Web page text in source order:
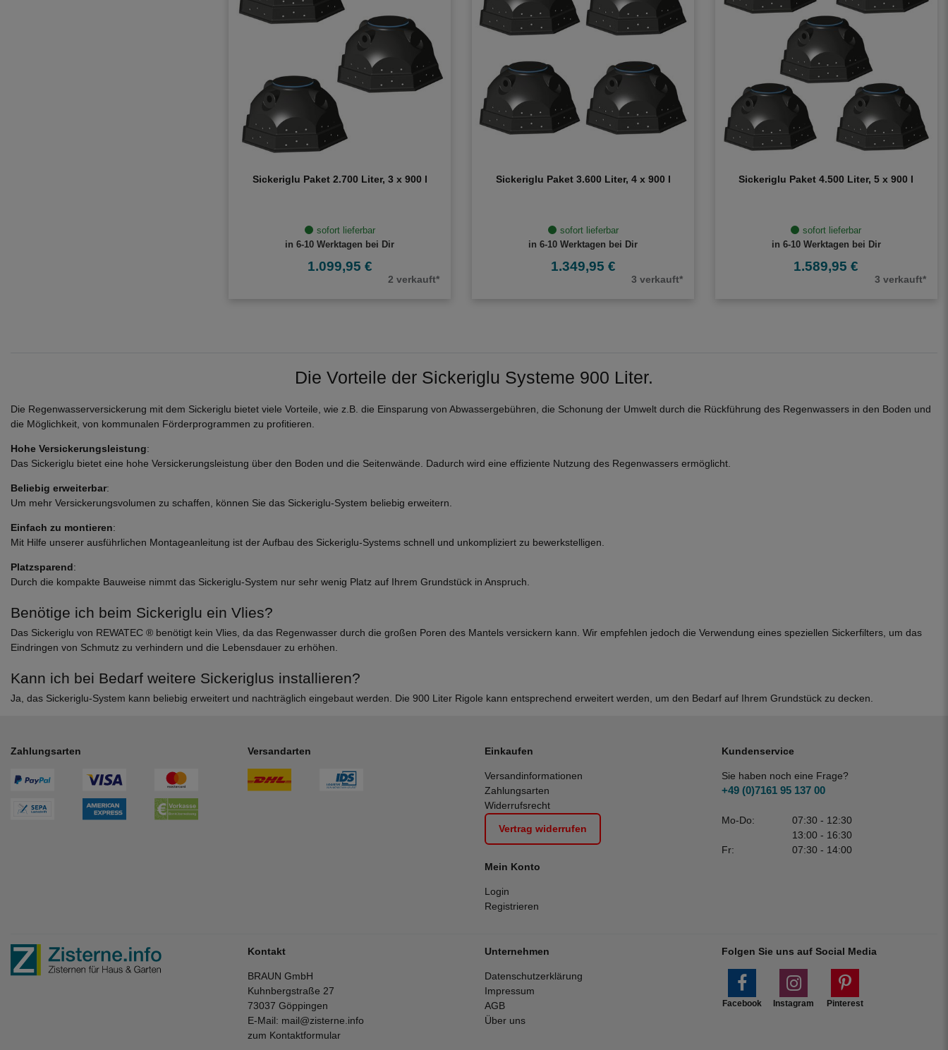
Sickeriglu Paket 2.700 Liter, 3 x 900 l
sofort lieferbar
in 6-10 Werktagen bei Dir
1.099,95 €
2 verkauft*
Sickeriglu Paket 3.600 Liter, 4 x 900 l
sofort lieferbar
in 6-10 Werktagen bei Dir
1.349,95 €
3 verkauft*
Sickeriglu Paket 4.500 Liter, 5 x 900 l
sofort lieferbar
in 6-10 Werktagen bei Dir
1.589,95 €
3 verkauft*
Die Vorteile der Sickeriglu Systeme 900 Liter.
Die Regenwasserversickerung mit dem Sickeriglu bietet viele Vorteile, wie z.B. die Einsparung von Abwassergebühren, die Schonung der Umwelt durch die Rückführung des Regenwassers in den Boden und
die Möglichkeit, von kommunalen Förderprogrammen zu profitieren.
Hohe Versickerungsleistung:
Das Sickeriglu bietet eine hohe Versickerungsleistung über den Boden und die Seitenwände. Dadurch wird eine effiziente Nutzung des Regenwassers ermöglicht.
Beliebig erweiterbar:
Um mehr Versickerungsvolumen zu schaffen, können Sie das Sickeriglu-System beliebig erweitern.
Einfach zu montieren:
Mit Hilfe unserer ausführlichen Montageanleitung ist der Aufbau des Sickeriglu-Systems schnell und unkompliziert zu bewerkstelligen.
Platzsparend:
Durch die kompakte Bauweise nimmt das Sickeriglu-System nur sehr wenig Platz auf Ihrem Grundstück in Anspruch.
Benötige ich beim Sickeriglu ein Vlies?
Das Sickeriglu von REWATEC ® benötigt kein Vlies, da das Regenwasser durch die großen Poren des Mantels versickern kann. Wir empfehlen jedoch die Verwendung eines speziellen Sickerfilters, um das
Eindringen von Schmutz zu verhindern und die Lebensdauer zu erhöhen.
Kann ich bei Bedarf weitere Sickeriglus installieren?
Ja, das Sickeriglu-System kann beliebig erweitert und nachträglich eingebaut werden. Die 900 Liter Rigole kann entsprechend erweitert werden, um den Bedarf auf Ihrem Grundstück zu decken.
Zahlungsarten Versandarten Einkaufen
Versandinformationen
Zahlungsarten
Widerrufsrecht
Vertrag widerrufen
Mein Konto
Login
Registrieren
Kundenservice
Sie haben noch eine Frage?
+49 (0)7161 95 137 00
Mo-Do:
07:30 - 12:30
13:00 - 16:30
Fr:
07:30 - 14:00
Kontakt
BRAUN GmbH
Kuhnbergstraße 27
73037 Göppingen
E-Mail: mail@zisterne.info
zum Kontaktformular
Unternehmen
Datenschutzerklärung
Impressum
AGB
Über uns
Folgen Sie uns auf Social Media
Facebook Instagram Pinterest